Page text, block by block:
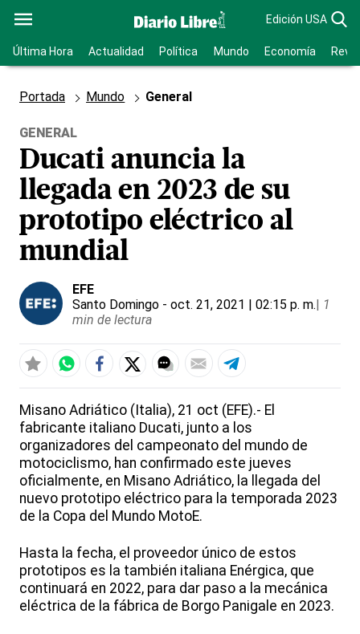
Edición USA
Última Hora Actualidad Política Mundo Economía
Portada Mundo General
GENERAL
Ducati anuncia la
llegada en 2023 de su
prototipo eléctrico al
mundial
EFE
Santo Domingo - oct. 21, 2021 | 02:15 p. m.| 1
min de lectura
Misano Adriático (Italia), 21 oct (EFE).- El
fabricante italiano Ducati, junto a los
organizadores del campeonato del mundo de
motociclismo, han confirmado este jueves
oficialmente, en Misano Adriático, la llegada del
nuevo prototipo eléctrico para la temporada 2023
de la Copa del Mundo MotoE.
Hasta la fecha, el proveedor único de estos
prototipos es la también italiana Enérgica, que
continuará en 2022, para dar paso a la mecánica
eléctrica de la fábrica de Borgo Panigale en 2023.